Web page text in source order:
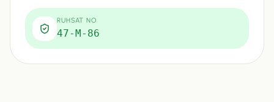
RUHSAT NO
47-M-86